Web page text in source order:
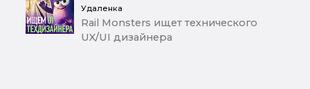
Удаленка
Rail Monsters ищет технического
UX/UI дизайнера